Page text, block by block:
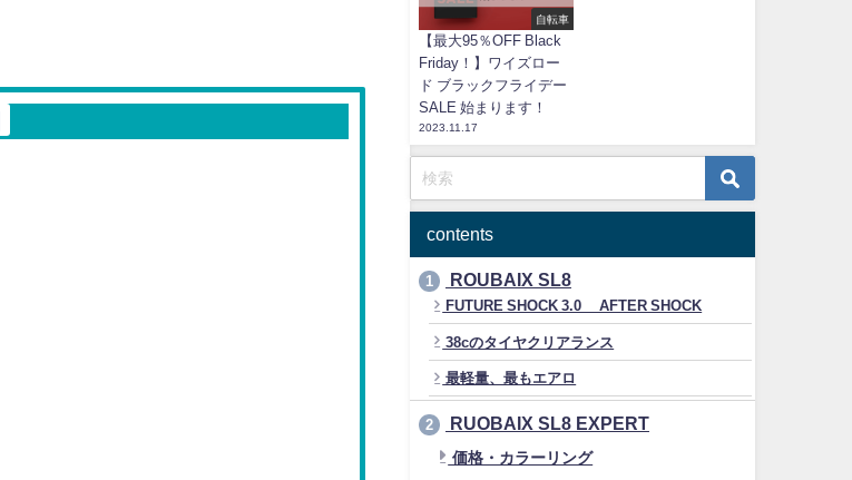
自転車
【最大95％OFF Black
Friday！】ワイズロー
ド ブラックフライデー
SALE 始まります！
2023.11.17
contents
1 ROUBAIX SL8
FUTURE SHOCK 3.0 AFTER SHOCK
38cのタイヤクリアランス
最軽量、最もエアロ
2 RUOBAIX SL8 EXPERT
価格・カラーリング